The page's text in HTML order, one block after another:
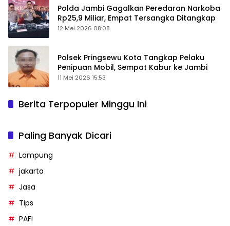
Polda Jambi Gagalkan Peredaran Narkoba
Rp25,9 Miliar, Empat Tersangka Ditangkap
12 Mei 2026 08:08
Polsek Pringsewu Kota Tangkap Pelaku
Penipuan Mobil, Sempat Kabur ke Jambi
11 Mei 2026 15:53
Berita Terpopuler Minggu Ini
Paling Banyak Dicari
Lampung
jakarta
Jasa
Tips
PAFI